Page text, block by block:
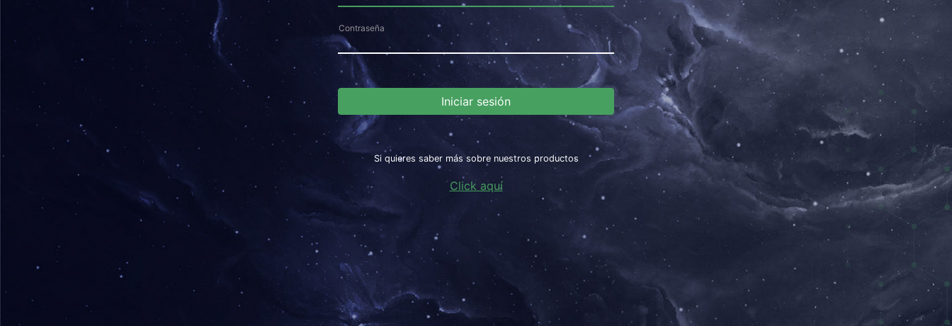
Contraseña
Iniciar sesión
Si quieres saber más sobre nuestros productos
Click aquí